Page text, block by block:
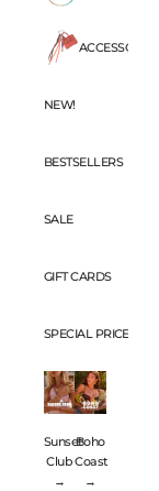
ACCESSORIES
NEW!
BESTSELLERS
SALE
GIFT CARDS
SPECIAL PRICES 💸
Sunset
Club
→
Boho
Coast
→